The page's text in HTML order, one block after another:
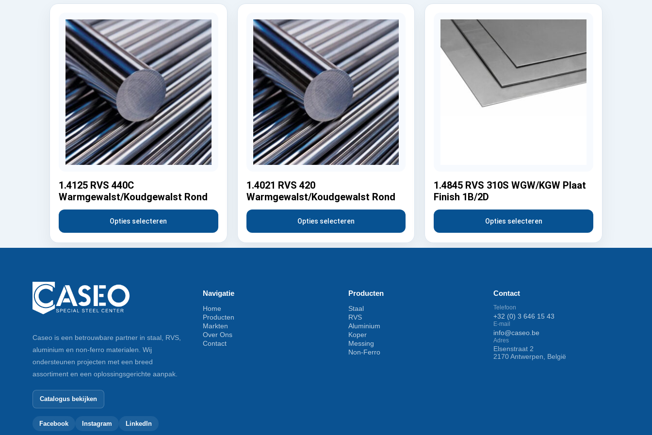
1.4125 RVS 440C
Warmgewalst/Koudgewalst Rond
Opties selecteren
1.4021 RVS 420
Warmgewalst/Koudgewalst Rond
Opties selecteren
1.4845 RVS 310S WGW/KGW Plaat
Finish 1B/2D
Opties selecteren
Caseo is een betrouwbare partner in staal, RVS,
aluminium en non-ferro materialen. Wij
ondersteunen projecten met een breed
assortiment en een oplossingsgerichte aanpak.
Catalogus bekijken
Facebook Instagram LinkedIn
Navigatie
Home
Producten
Markten
Over Ons
Contact
Producten
Staal
RVS
Aluminium
Koper
Messing
Non-Ferro
Contact
Telefoon
+32 (0) 3 646 15 43
E-mail
info@caseo.be
Adres
Elsenstraat 2
2170 Antwerpen, België